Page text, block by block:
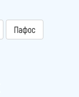
Пафос